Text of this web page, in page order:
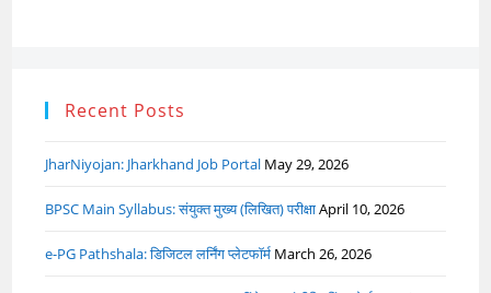
Recent Posts
JharNiyojan: Jharkhand Job Portal May 29, 2026
BPSC Main Syllabus: संयुक्त मुख्य (लिखित) परीक्षाApril 10, 2026
e-PG Pathshala: डिजिटल लर्निंग प्लेटफॉर्म March 26, 2026